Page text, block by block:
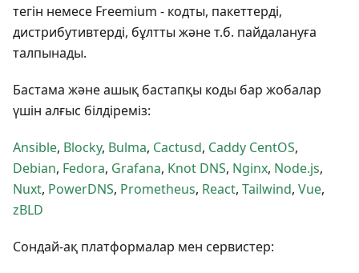
тегін немесе Freemium - кодты, пакеттерді,
дистрибутивтерді, бұлтты және т.б. пайдалануға
талпынады.
Бастама және ашық бастапқы коды бар жобалар
үшін алғыс білдіреміз:
Ansible, Blocky, Bulma, Cactusd, Caddy CentOS,
Debian, Fedora, Grafana, Knot DNS, Nginx, Node.js,
Nuxt, PowerDNS, Prometheus, React, Tailwind, Vue,
zBLD
Сондай-ақ платформалар мен сервистер: